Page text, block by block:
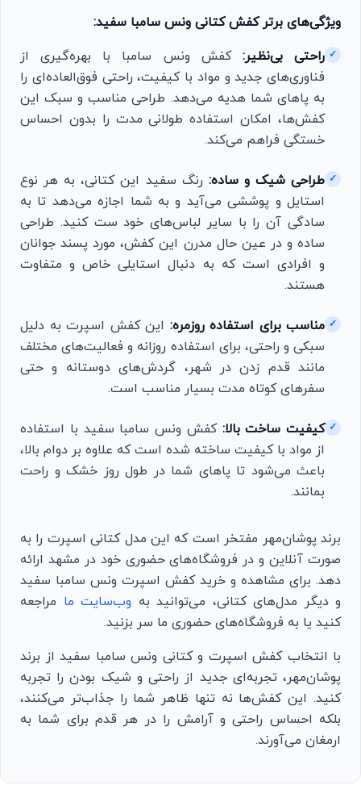
ویژگی‌های برتر کفش کتانی ونس سامبا سفید:
✓ راحتی بی‌نظیر: کفش ونس سامبا با بهره‌گیری از
فناوری‌های جدید و مواد با کیفیت، راحتی فوق‌العاده‌ای را
به پاهای شما هدیه می‌دهد. طراحی مناسب و سبک این
کفش‌ها، امکان استفاده طولانی مدت را بدون احساس
خستگی فراهم می‌کند.
✓ طراحی شیک و ساده: رنگ سفید این کتانی، به هر نوع
استایل و پوششی می‌آید و به شما اجازه می‌دهد تا به
سادگی آن را با سایر لباس‌های خود ست کنید. طراحی
ساده و در عین حال مدرن این کفش، مورد پسند جوانان
و افرادی است که به دنبال استایلی خاص و متفاوت
هستند.
✓ مناسب برای استفاده روزمره: این کفش اسپرت به دلیل
سبکی و راحتی، برای استفاده روزانه و فعالیت‌های مختلف
مانند قدم زدن در شهر، گردش‌های دوستانه و حتی
سفرهای کوتاه مدت بسیار مناسب است.
✓ کیفیت ساخت بالا: کفش ونس سامبا سفید با استفاده
از مواد با کیفیت ساخته شده است که علاوه بر دوام بالا،
باعث می‌شود تا پاهای شما در طول روز خشک و راحت
بمانند.
برند پوشان‌مهر مفتخر است که این مدل کتانی اسپرت را به
صورت آنلاین و در فروشگاه‌های حضوری خود در مشهد ارائه
دهد. برای مشاهده و خرید کفش اسپرت ونس سامبا سفید
و دیگر مدل‌های کتانی، می‌توانید به وب‌سایت ما مراجعه
کنید یا به فروشگاه‌های حضوری ما سر بزنید.
با انتخاب کفش اسپرت و کتانی ونس سامبا سفید از برند
پوشان‌مهر، تجربه‌ای جدید از راحتی و شیک بودن را تجربه
کنید. این کفش‌ها نه تنها ظاهر شما را جذاب‌تر می‌کنند،
بلکه احساس راحتی و آرامش را در هر قدم برای شما به
ارمغان می‌آورند.